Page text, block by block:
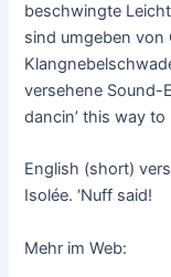
beschwingte
sind umgeben von
versehene Sound-
dancin’ this way to
English (short)
Isolée. ‘Nuff said!
Mehr im Web: